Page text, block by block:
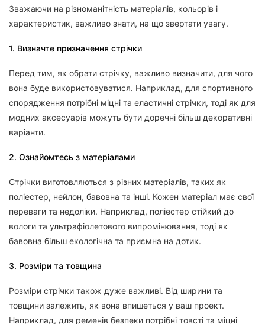
Зважаючи на різноманітність матеріалів, кольорів і
характеристик, важливо знати, на що звертати увагу.
1. Визначте призначення стрічки
Перед тим, як обрати стрічку, важливо визначити, для чого
вона буде використовуватися. Наприклад, для спортивного
спорядження потрібні міцні та еластичні стрічки, тоді як для
модних аксесуарів можуть бути доречні більш декоративні
варіанти.
2. Ознайомтесь з матеріалами
Стрічки виготовляються з різних матеріалів, таких як
поліестер, нейлон, бавовна та інші. Кожен матеріал має свої
переваги та недоліки. Наприклад, поліестер стійкий до
вологи та ультрафіолетового випромінювання, тоді як
бавовна більш екологічна та приємна на дотик.
3. Розміри та товщина
Розміри стрічки також дуже важливі. Від ширини та
товщини залежить, як вона впишеться у ваш проект.
Наприклад, для ременів безпеки потрібні товсті та міцні